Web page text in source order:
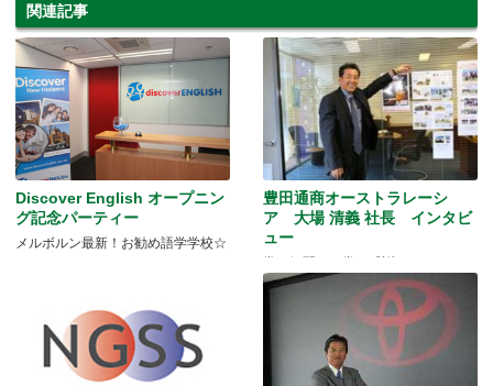
関連記事
Discover English オープニン
グ記念パーティー
メルボルン最新！お勧め語学学校☆
豊田通商オーストラレーシ
ア 大場 清義 社長 インタビ
ュー
常に気配り。常に感謝。